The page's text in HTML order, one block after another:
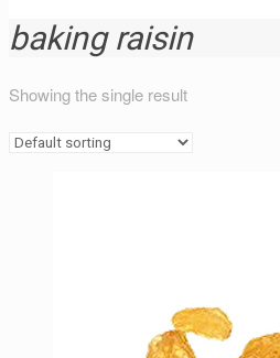
baking raisin
Showing the single result